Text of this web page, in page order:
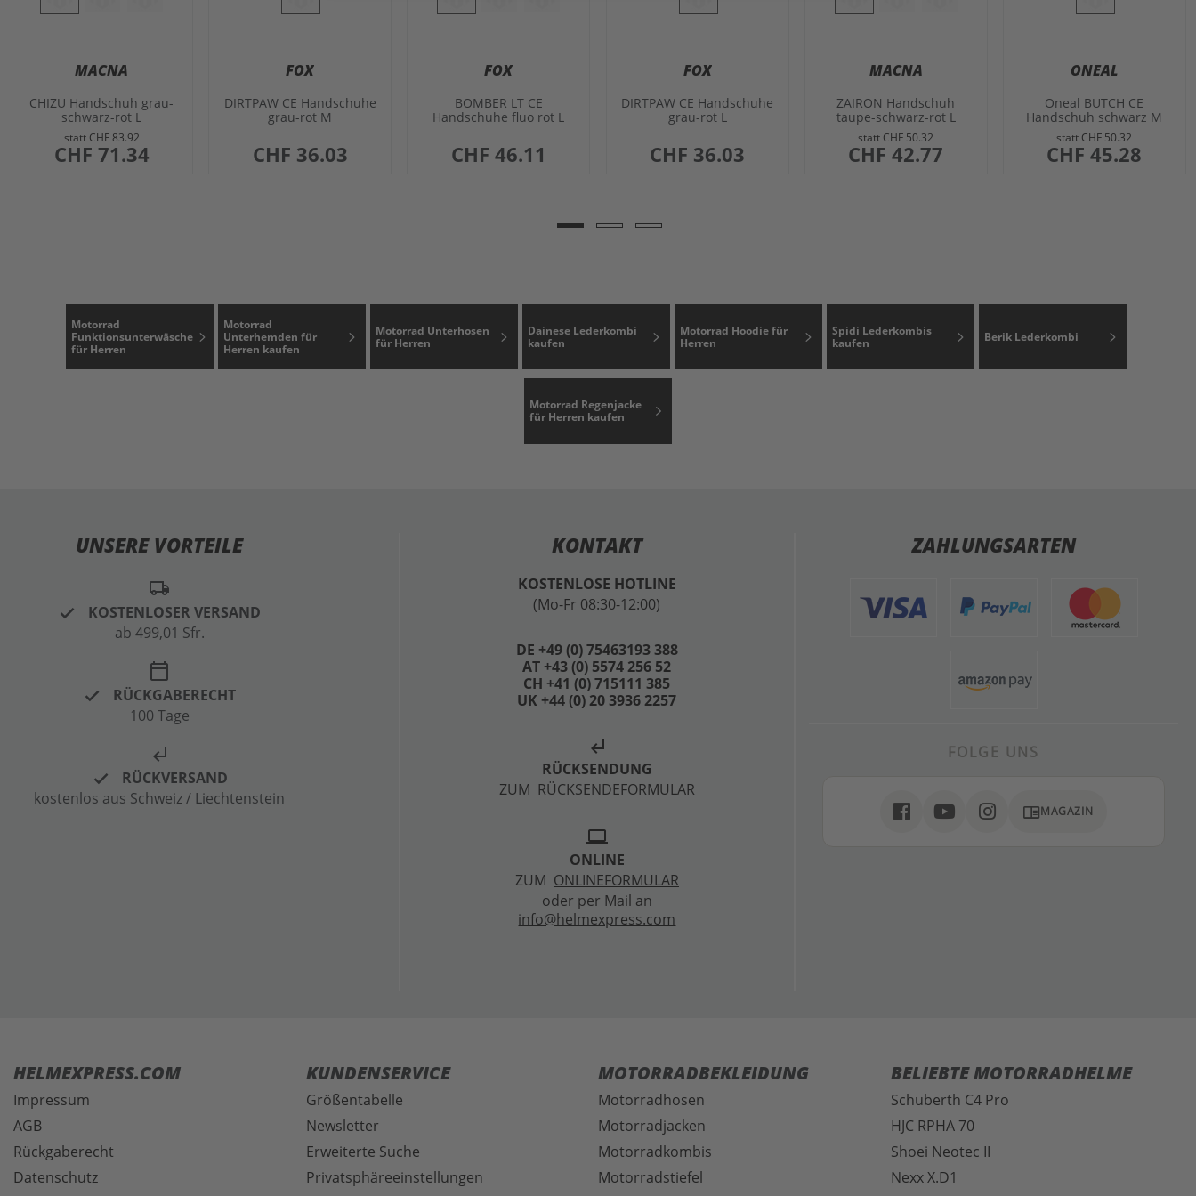
MACNA
CHIZU Handschuh grau-
schwarz-rot L
statt CHF 83.92
sonderangebot
CHF 71.34
FOX
DIRTPAW CE Handschuhe
grau-rot M
CHF 36.03
FOX
BOMBER LT CE
Handschuhe fluo rot L
CHF 46.11
FOX
DIRTPAW CE Handschuhe
grau-rot L
CHF 36.03
MACNA
ZAIRON Handschuh
taupe-schwarz-rot L
statt CHF 50.32
sonderangebot
CHF 42.77
ONEAL
Oneal BUTCH CE
Handschuh schwarz M
statt CHF 50.32
sonderangebot
CHF 45.28
Motorrad
Funktionsunterwäsche
für Herren
Motorrad
Unterhemden für
Herren kaufen
Motorrad Unterhosen
für Herren
Dainese Lederkombi
kaufen
Motorrad Hoodie für
Herren
Spidi Lederkombis
kaufen
Berik Lederkombi
Motorrad Regenjacke
für Herren kaufen
UNSERE VORTEILE
local_shipping
KOSTENLOSER VERSAND
ab 499,01 Sfr.
calendar_today
RÜCKGABERECHT
100 Tage
subdirectory_arrow_left
RÜCKVERSAND
kostenlos aus Schweiz / Liechtenstein
KONTAKT
KOSTENLOSE HOTLINE
(Mo-Fr 08:30-12:00)
DE +49 (0) 75463193 388
AT +43 (0) 5574 256 52
CH +41 (0) 715111 385
UK +44 (0) 20 3936 2257
subdirectory_arrow_left
RÜCKSENDUNG
ZUM RÜCKSENDEFORMULAR
laptop
ONLINE
ZUM ONLINEFORMULAR
oder per Mail an
info@helmexpress.com
ZAHLUNGSARTEN
FOLGE UNS
chrome_reader_modeMAGAZIN
HELMEXPRESS.COM
Impressum
AGB
Rückgaberecht
Datenschutz
KUNDENSERVICE
Größentabelle
Newsletter
Erweiterte Suche
Privatsphäreeinstellungen
MOTORRADBEKLEIDUNG
Motorradhosen
Motorradjacken
Motorradkombis
Motorradstiefel
BELIEBTE MOTORRADHELME
Schuberth C4 Pro
HJC RPHA 70
Shoei Neotec II
Nexx X.D1